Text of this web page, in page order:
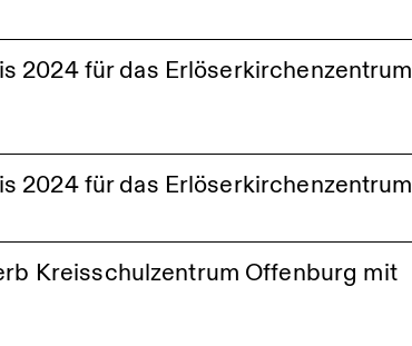
2024 für das Erlöserkirchenzentrum
2024 für das Erlöserkirchenzentrum
Kreisschulzentrum Offenburg mit